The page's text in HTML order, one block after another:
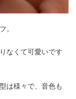
。
なくて可愛いです
は様々で、音色も